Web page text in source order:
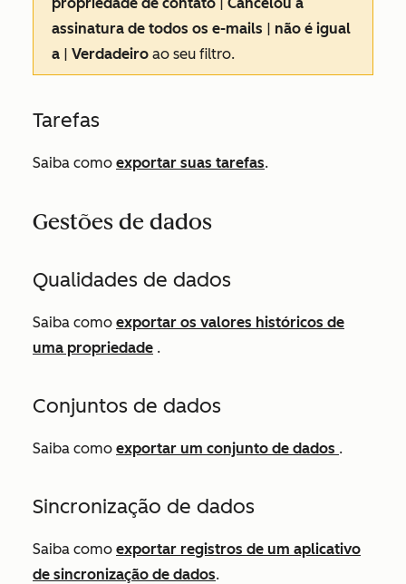
assinatura de todos os e-mails | não é igual
a | Verdadeiro ao seu filtro.
Tarefas
Saiba como exportar suas tarefas.
Gestões de dados
Qualidades de dados
Saiba como exportar os valores históricos de
uma propriedade .
Conjuntos de dados
Saiba como exportar um conjunto de dados .
Sincronização de dados
Saiba como exportar registros de um aplicativo
de sincronização de dados.